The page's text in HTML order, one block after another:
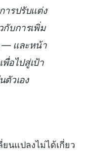
ารปรับแต่ง
บการเพิ่ม
— และหน้า
พื่อไปสู่เป้า
ตัวเอง
นแปลงไม่ได้เกี่ยว